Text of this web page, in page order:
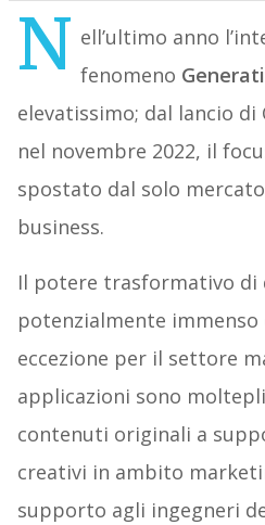
N ell’ultimo anno
fenomeno
elevatissimo; dal lancio di
nel novembre 2022, il
spostato dal solo
business.
Il potere trasformativo di
potenzialmente immenso
eccezione per il settore
applicazioni sono
contenuti originali a
creativi in ambito
supporto agli ingegneri